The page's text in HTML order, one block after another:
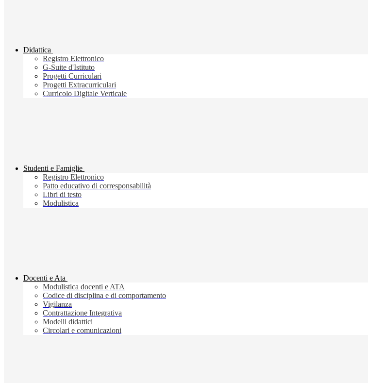
Didattica
Registro Elettronico
G-Suite d'Istituto
Progetti Curriculari
Progetti Extracurriculari
Curricolo Digitale Verticale
Studenti e Famiglie
Registro Elettronico
Patto educativo di corresponsabilità
Libri di testo
Modulistica
Docenti e Ata
Modulistica docenti e ATA
Codice di disciplina e di comportamento
Vigilanza
Contrattazione Integrativa
Modelli didattici
Circolari e comunicazioni